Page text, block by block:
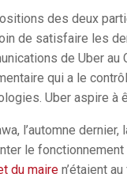
des deux
de satisfaire les
de Uber au
qui a le
Uber aspire à
l’automne
le fonctionnement
du maire n’étaient